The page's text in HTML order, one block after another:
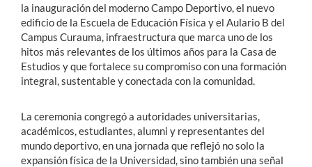
la inauguración del moderno Campo Deportivo, el nuevo
edificio de la Escuela de Educación Física y el Aulario B del
Campus Curauma, infraestructura que marca uno de los
hitos más relevantes de los últimos años para la Casa de
Estudios y que fortalece su compromiso con una formación
integral, sustentable y conectada con la comunidad.
La ceremonia congregó a autoridades universitarias,
académicos, estudiantes, alumni y representantes del
mundo deportivo, en una jornada que reflejó no solo la
expansión física de la Universidad, sino también una señal